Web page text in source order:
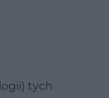
tych